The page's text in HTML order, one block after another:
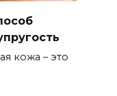
кожа – это